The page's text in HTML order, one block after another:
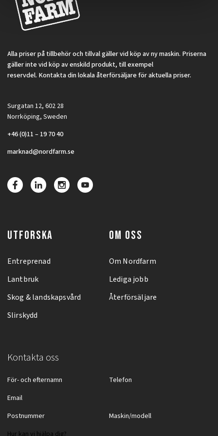
Alla priser på tillbehör och tillval gäller vid köp av ny maskin. Priserna
gäller inte vid köp av enskild produkt, till exempel
reservdel. Kontakta din lokala återförsäljare för aktuella priser.
Surgatan 12, 602 28
Norrköping, Sweden
+46 (0)11 – 19 70 40
marknad@nordfarm.se
UTFORSKA
Entreprenad
Lantbruk
Skog & landskapsvård
Slirskydd
OM OSS
Om Nordfarm
Lediga jobb
Återförsäljare
Kontakta oss